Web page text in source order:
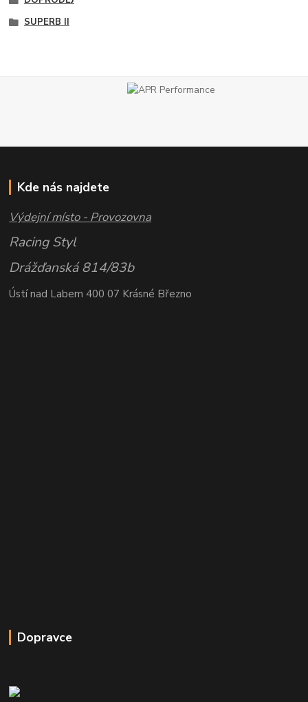
SUPERB II
Kde nás najdete
Výdejní místo - Provozovna
Racing Styl
Drážďanská 814/83b
Ústí nad Labem 400 07 Krásné Březno
Dopravce